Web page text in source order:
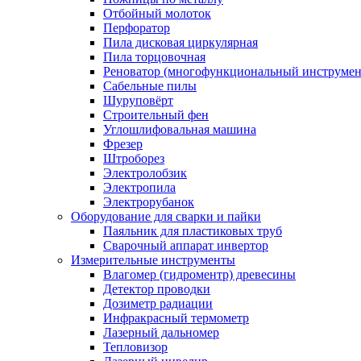
Отбойный молоток
Перфоратор
Пила дисковая циркулярная
Пила торцовочная
Реноватор (многофункциональный
Сабельные пилы
Шуруповёрт
Строительный фен
Углошлифовальная машина
Фрезер
Штроборез
Электролобзик
Электропила
Электрорубанок
Оборудование для сварки и пайки
Паяльник для пластиковых труб
Сварочный аппарат инвертор
Измерительные инструменты
Влагомер (гидроментр) древесины
Детектор проводки
Дозиметр радиации
Инфракрасный термометр
Лазерный дальномер
Тепловизор